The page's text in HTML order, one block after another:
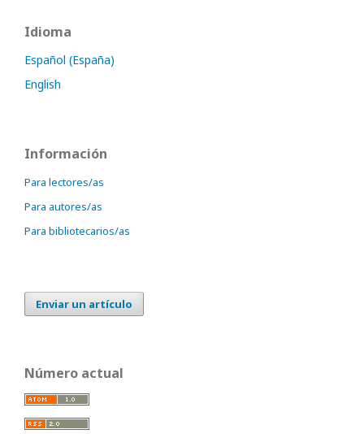
Idioma
Español (España)
English
Información
Para lectores/as
Para autores/as
Para bibliotecarios/as
Enviar un artículo
Número actual